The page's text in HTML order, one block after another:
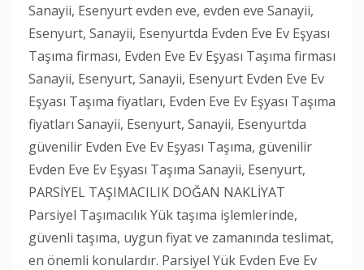
Sanayii, Esenyurt evden eve, evden eve Sanayii,
Esenyurt, Sanayii, Esenyurtda Evden Eve Ev Eşyası
Taşıma firması, Evden Eve Ev Eşyası Taşıma firması
Sanayii, Esenyurt, Sanayii, Esenyurt Evden Eve Ev
Eşyası Taşıma fiyatları, Evden Eve Ev Eşyası Taşıma
fiyatları Sanayii, Esenyurt, Sanayii, Esenyurtda
güvenilir Evden Eve Ev Eşyası Taşıma, güvenilir
Evden Eve Ev Eşyası Taşıma Sanayii, Esenyurt,
PARSİYEL TAŞIMACILIK DOĞAN NAKLİYAT
Parsiyel Taşımacılık Yük taşıma işlemlerinde,
güvenli taşıma, uygun fiyat ve zamanında teslimat,
en önemli konulardır. Parsiyel Yük Evden Eve Ev